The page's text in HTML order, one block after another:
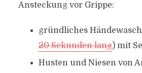
Ansteckung vor Grippe:
gründliches
20 Sekunden lang) mit
Husten und Niesen von